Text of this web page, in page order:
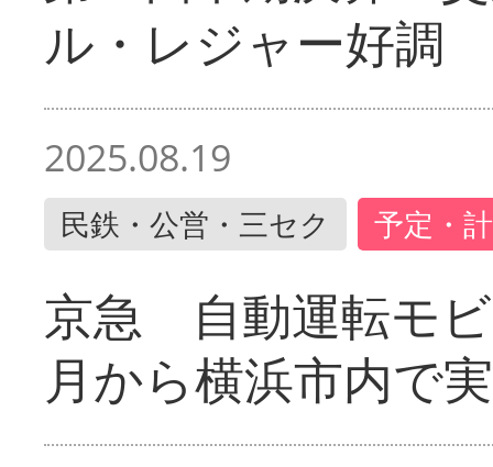
ル・レジャー好調
2025.08.19
民鉄・公営・三セク 予定・
京急 自動運転モ
月から横浜市内で